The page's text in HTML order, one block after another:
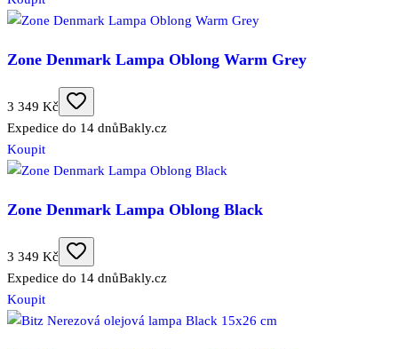
Zone Denmark Lampa Oblong Warm Grey
3 349 Kč
Expedice do 14 dnůBakly.cz
Koupit
Zone Denmark Lampa Oblong Black
3 349 Kč
Expedice do 14 dnůBakly.cz
Koupit